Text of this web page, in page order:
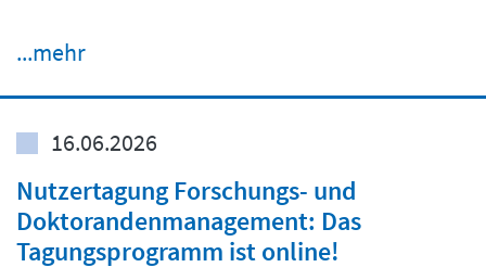
...mehr
16.06.2026
Nutzertagung Forschungs- und
Doktorandenmanagement: Das
Tagungsprogramm ist online!